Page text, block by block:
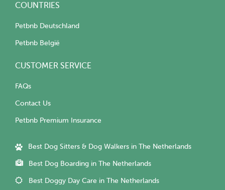
COUNTRIES
Petbnb Deutschland
Petbnb België
CUSTOMER SERVICE
FAQs
Contact Us
Petbnb Premium Insurance
Best Dog Sitters & Dog Walkers in The Netherlands
Best Dog Boarding in The Netherlands
Best Doggy Day Care in The Netherlands